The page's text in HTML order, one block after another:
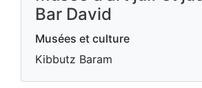
Bar David
Musées et culture
Kibbutz Baram